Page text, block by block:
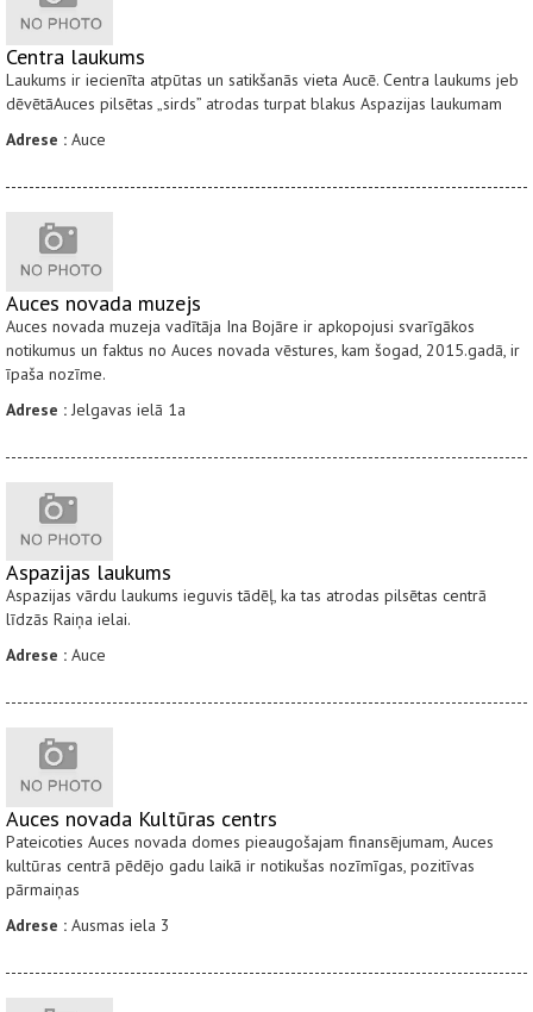
Centra laukums
Laukums ir iecienīta atpūtas un satikšanās vieta Aucē. Centra laukums jeb
dēvētāAuces pilsētas „sirds” atrodas turpat blakus Aspazijas laukumam
Adrese : Auce
Auces novada muzejs
Auces novada muzeja vadītāja Ina Bojāre ir apkopojusi svarīgākos
notikumus un faktus no Auces novada vēstures, kam šogad, 2015.gadā, ir
īpaša nozīme.
Adrese : Jelgavas ielā 1a
Aspazijas laukums
Aspazijas vārdu laukums ieguvis tādēļ, ka tas atrodas pilsētas centrā
līdzās Raiņa ielai.
Adrese : Auce
Auces novada Kultūras centrs
Pateicoties Auces novada domes pieaugošajam finansējumam, Auces
kultūras centrā pēdējo gadu laikā ir notikušas nozīmīgas, pozitīvas
pārmaiņas
Adrese : Ausmas iela 3